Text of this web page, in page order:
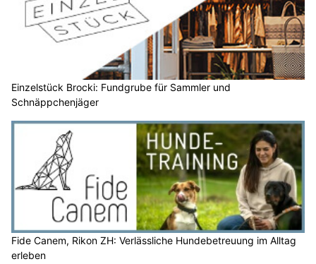
Einzelstück Brocki: Fundgrube für Sammler und
Schnäppchenjäger
Fide Canem, Rikon ZH: Verlässliche Hundebetreuung im Alltag
erleben